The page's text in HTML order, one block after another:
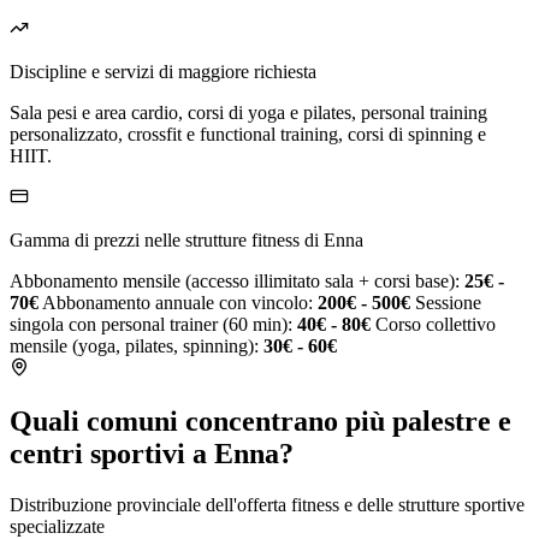
Discipline e servizi di maggiore richiesta
Sala pesi e area cardio, corsi di yoga e pilates, personal training
personalizzato, crossfit e functional training, corsi di spinning e
HIIT.
Gamma di prezzi nelle strutture fitness di Enna
Abbonamento mensile (accesso illimitato sala + corsi base): 25€ -
70€ Abbonamento annuale con vincolo: 200€ - 500€ Sessione
singola con personal trainer (60 min): 40€ - 80€ Corso collettivo
mensile (yoga, pilates, spinning): 30€ - 60€
Quali comuni concentrano più palestre e
centri sportivi a Enna?
Distribuzione provinciale dell'offerta fitness e delle strutture sportive
specializzate